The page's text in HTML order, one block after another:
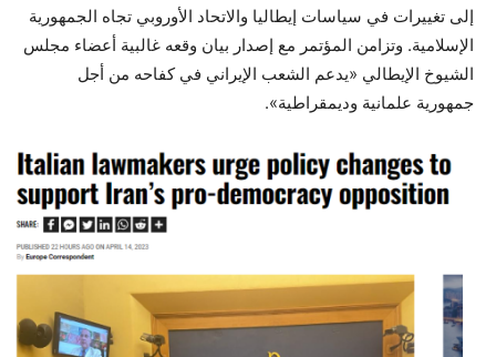
إلى تغييرات في سياسات إيطاليا والاتحاد الأوروبي تجاه الجمهورية
الإسلامية. وتزامن المؤتمر مع إصدار بيان وقعه غالبية أعضاء مجلس
الشيوخ الإيطالي «يدعم الشعب الإيراني في كفاحه من أجل
جمهورية علمانية وديمقراطية».